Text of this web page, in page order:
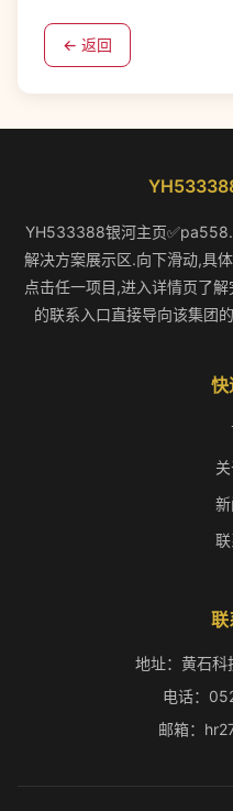
← 返回
YH533388银河主页
解决方案展示区.向下滑动,具
点击任一项目,进入详情页了
的联系入口直接导向该集团
快
联
地址：黄石科
电话：
邮箱：